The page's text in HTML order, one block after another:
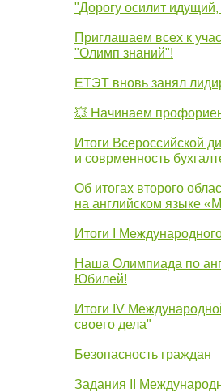
"Дорогу осилит
Приглашаем всех к
"Олимп знаний"!
ЕТЭТ вновь занял
💥 Начинаем
Итоги Всероссийской
и соврменность
Об итогах второго
на английском языке
Итоги I
Наша Олимпиада по
Юбилей!
Итоги IV
своего дела"
Безопасность граждан
Задания II